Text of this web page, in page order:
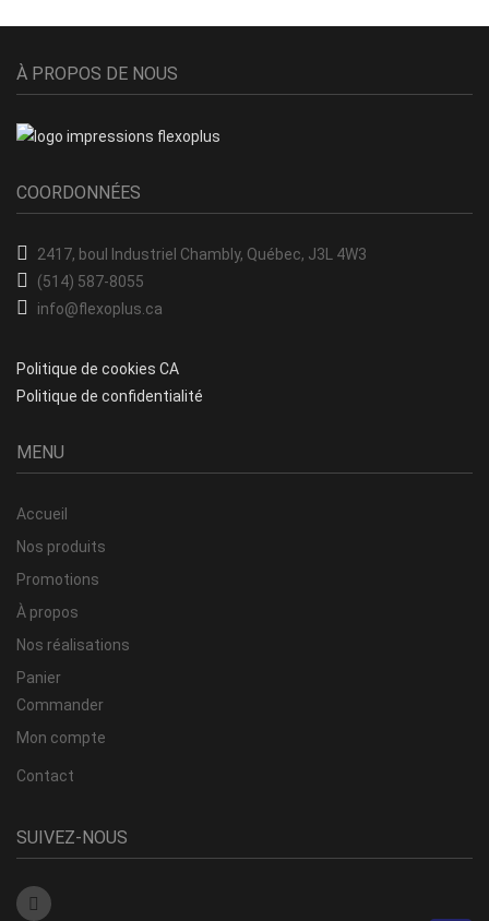
À PROPOS DE NOUS
COORDONNÉES
2417, boul Industriel Chambly, Québec, J3L 4W3
(514) 587-8055
info@flexoplus.ca
Politique de cookies CA
Politique de confidentialité
MENU
Accueil
Nos produits
Promotions
À propos
Nos réalisations
Panier
Commander
Mon compte
Contact
SUIVEZ-NOUS